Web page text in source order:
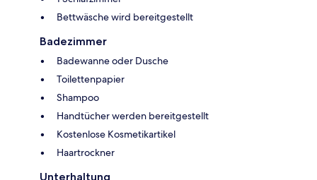
Bettwäsche wird bereitgestellt
Badezimmer
Badewanne oder Dusche
Toilettenpapier
Shampoo
Handtücher werden bereitgestellt
Kostenlose Kosmetikartikel
Haartrockner
Unterhaltung